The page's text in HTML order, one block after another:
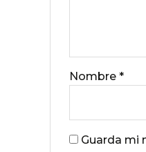
Nombre *
Guarda mi